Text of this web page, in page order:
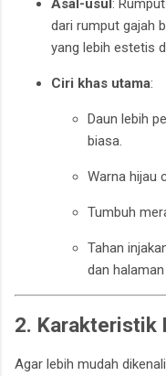
Asal-usul:
dari rumput gajah
yang lebih estetis
Ciri khas utama:
Daun lebih
biasa.
Warna hijau
Tumbuh
Tahan
dan
2. Karakteristik
Agar lebih mudah